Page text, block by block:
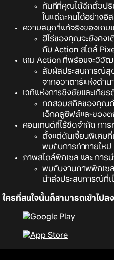
ทันทีที่คุณได้ฉีกตั๋วปริ
ในแต่ละคนได้อย่างอิ
ความสนุกที่แท้จริงของเกม
ฮีโร่ของคุณจะยังคงเ
กับ Action สไตล์
เกม Action ที่พร้อมจะวิวัฒ
สัมผัสประสบการณ์สุ
จากอวาตาร์แห่งตำน
เวทีแห่งการชิงชัยและเกียร
ทดสอบสกิลของคุณด้
เอ็กคลูซีฟส์และของ
คอนเทนต์ที่ไร้ขีดจำกัด การ
ตั้งแต่ดันเจี้ยนพิเศษที่
พบกับการท้าทายให
ภาพสไตล์พิกเซล และ การ
พบกับงานภาพพิกเซ
นำส่งประสบการณ์ที่เ
ใครที่สนใจนั้นก็สามารถเข้าไป